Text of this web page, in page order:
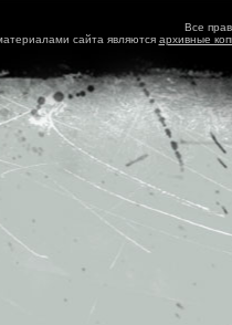
Все
сайта являются архивные